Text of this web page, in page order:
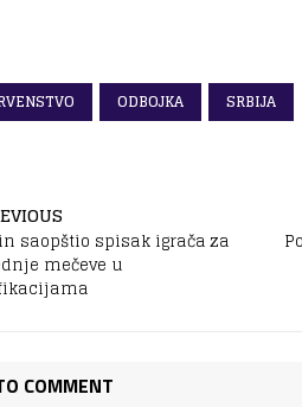
ODBOJKA SRBIJA
saopštio spisak igrača za
mečeve u
COMMENT